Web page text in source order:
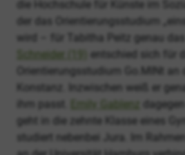
die Hochschule für Künste im
der das Orientierungsstudium
wird – für Tabitha Peitz genau das
Schneider (19)
entschied sich für
Orientierungsstudium Go.MINt an
Konstanz. Inzwischen weiß er
ihm passt.
Emily Gablenz
geht in die zehnte Klasse eines
studiert nebenbei Jura. Im